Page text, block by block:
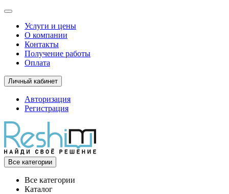
Услуги и цены
О компании
Контакты
Получение работы
Оплата
Личный кабинет
Авторизация
Регистрация
Все категории
Все категории
Каталог